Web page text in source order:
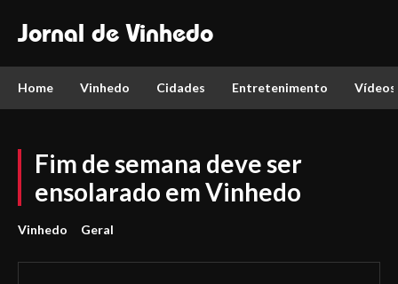
Jornal de Vinhedo
Home Vinhedo Cidades Entretenimento Vídeos
Fim de semana deve ser
ensolarado em Vinhedo
Vinhedo Geral